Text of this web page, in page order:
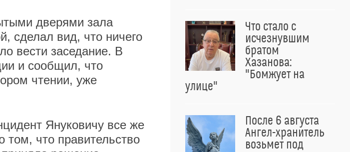
дверями зала
сделал вид, что ничего
вести заседание. В
и сообщил, что
чтении, уже
Януковичу все же
что правительство
Что стало с
исчезнувшим
братом
Хазанова:
"Бомжует на
улице"
После 6 августа
Ангел-хранитель
возьмет под